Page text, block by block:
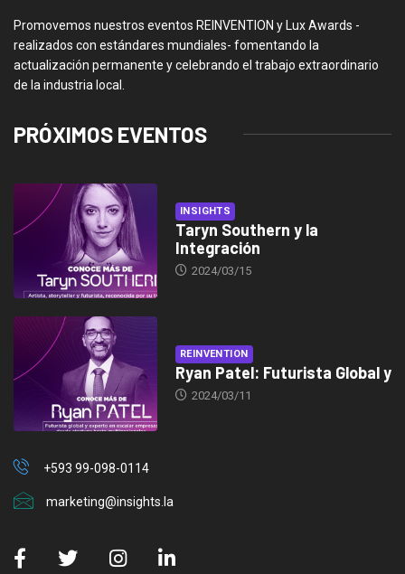
Promovemos nuestros eventos REINVENTION y Lux Awards -
realizados con estándares mundiales- fomentando la
actualización permanente y celebrando el trabajo extraordinario
de la industria local.
PRÓXIMOS EVENTOS
INSIGHTS
Taryn Southern y la
Integración
2024/03/15
REINVENTION
Ryan Patel: Futurista Global y
2024/03/11
+593 99-098-0114
marketing@insights.la